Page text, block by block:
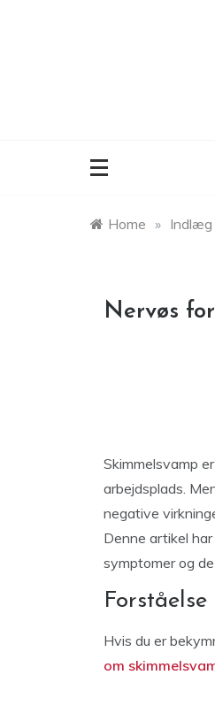
Home » Indlæg
Nervøs
Skimmelsvamp
arbejdsplads.
negative
Denne artikel
symptomer og
Hvis du er
om